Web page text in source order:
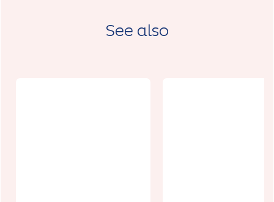
See also